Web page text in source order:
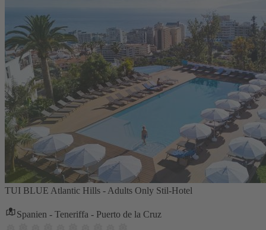
TUI BLUE Atlantic Hills - Adults Only Stil-Hotel
Spanien - Teneriffa - Puerto de la Cruz